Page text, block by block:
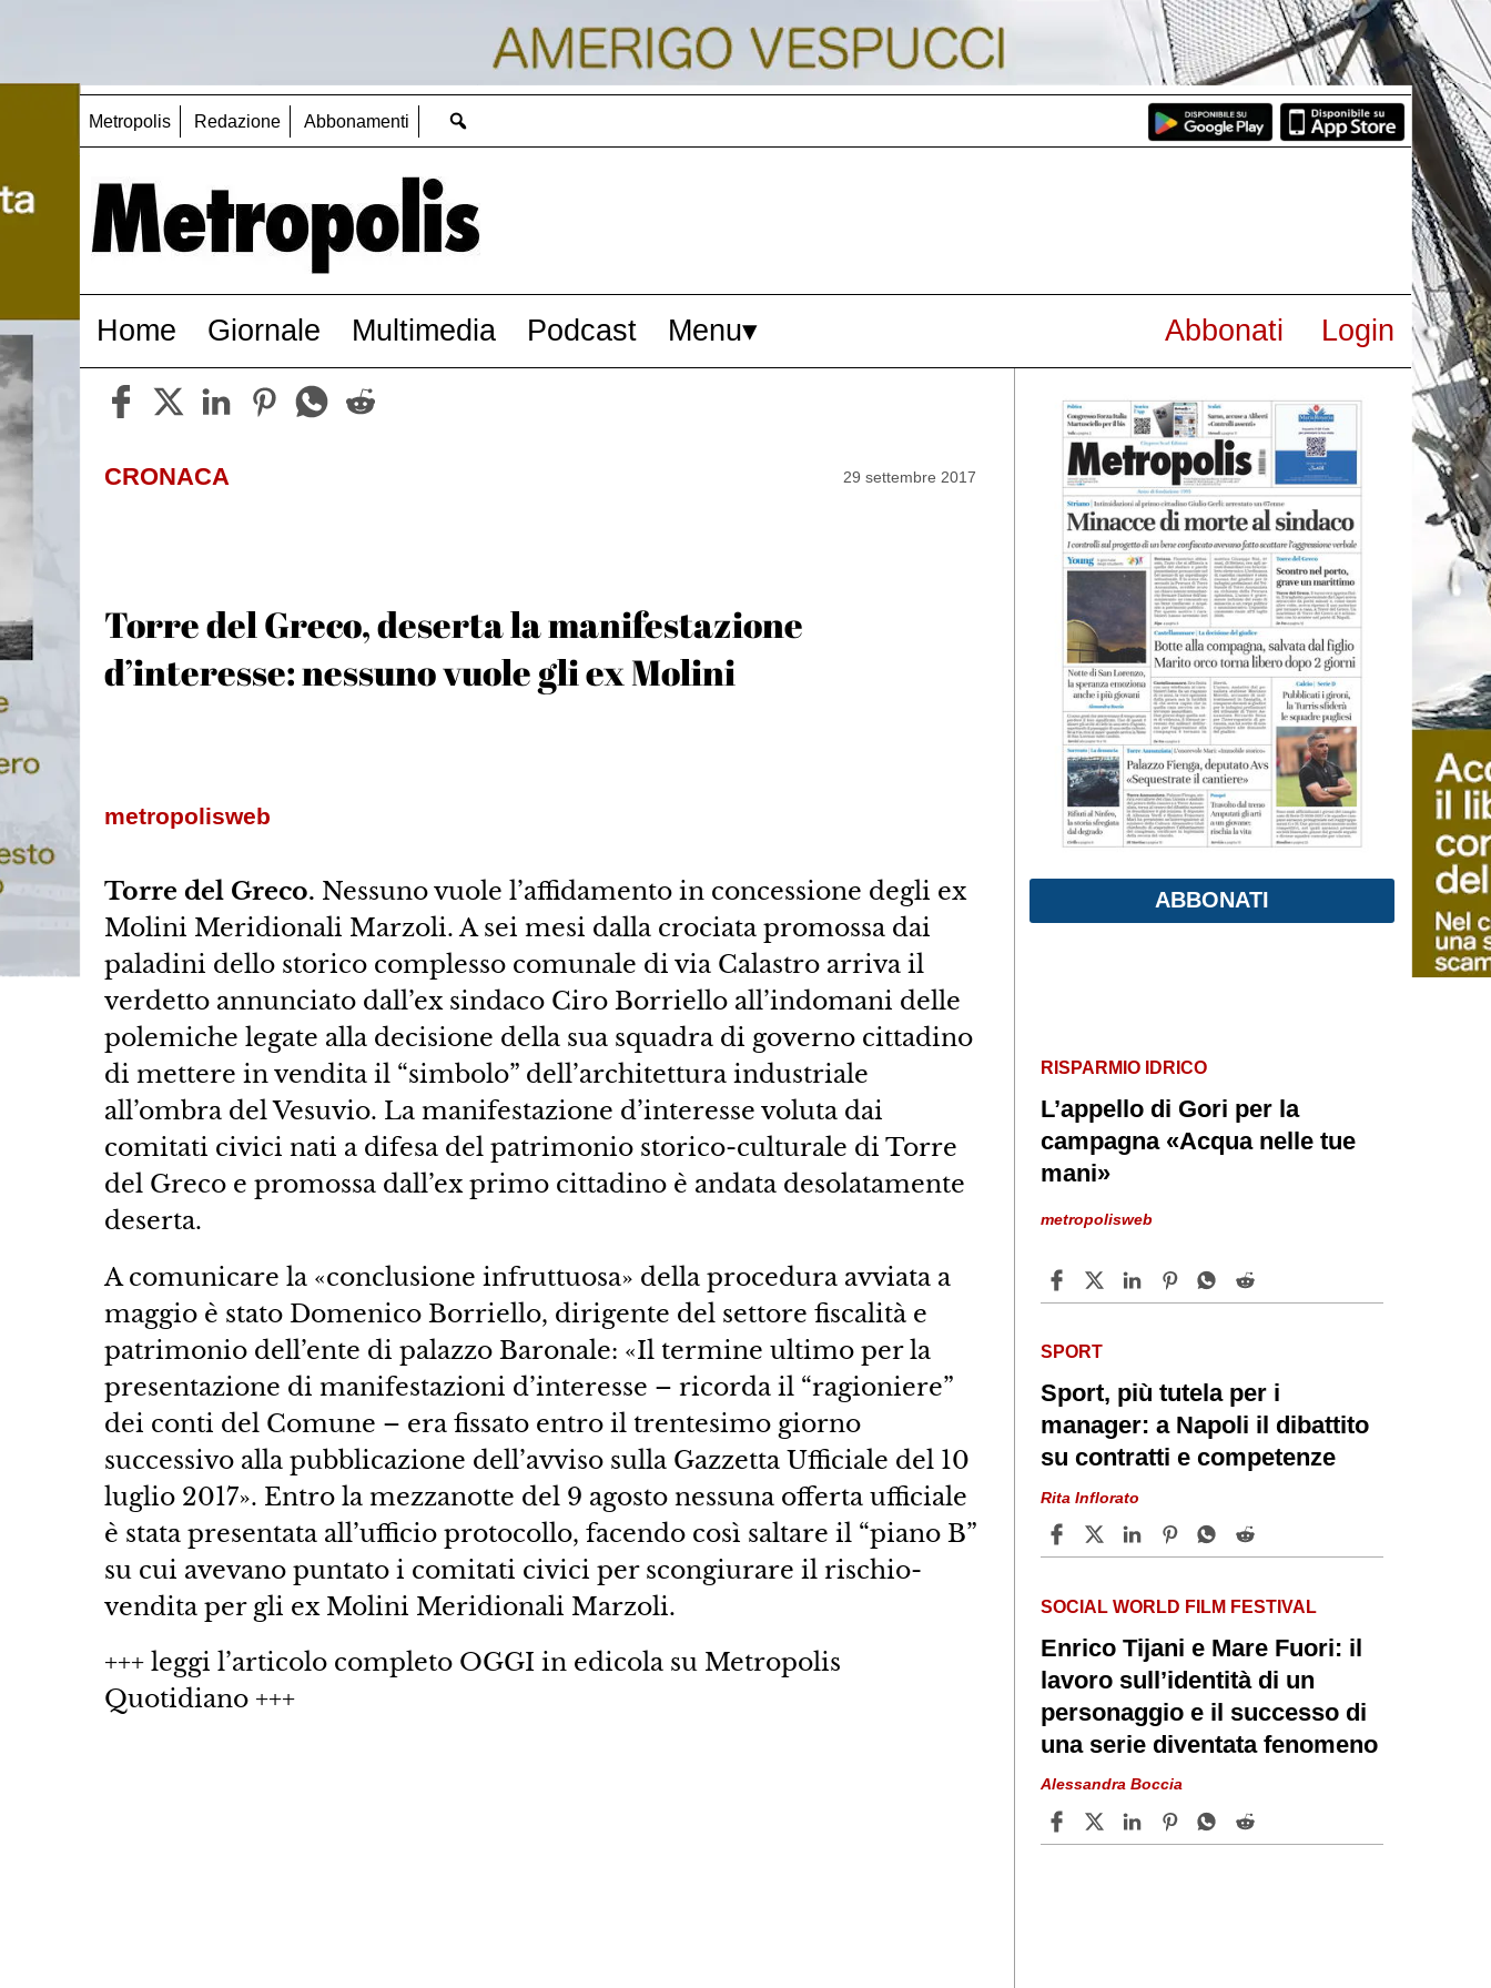
Metropolis Redazione Abbonamenti
Home Giornale Multimedia Podcast Menu Abbonati Login
CRONACA 29 settembre 2017
Torre del Greco, deserta la manifestazione
d’interesse: nessuno vuole gli ex Molini
metropolisweb
Torre del Greco. Nessuno vuole l’affidamento in concessione degli ex
Molini Meridionali Marzoli. A sei mesi dalla crociata promossa dai
paladini dello storico complesso comunale di via Calastro arriva il
verdetto annunciato dall’ex sindaco Ciro Borriello all’indomani delle
polemiche legate alla decisione della sua squadra di governo cittadino
di mettere in vendita il “simbolo” dell’architettura industriale
all’ombra del Vesuvio. La manifestazione d’interesse voluta dai
comitati civici nati a difesa del patrimonio storico-culturale di Torre
del Greco e promossa dall’ex primo cittadino è andata desolatamente
deserta.
A comunicare la «conclusione infruttuosa» della procedura avviata a
maggio è stato Domenico Borriello, dirigente del settore fiscalità e
patrimonio dell’ente di palazzo Baronale: «Il termine ultimo per la
presentazione di manifestazioni d’interesse – ricorda il “ragioniere”
dei conti del Comune – era fissato entro il trentesimo giorno
successivo alla pubblicazione dell’avviso sulla Gazzetta Ufficiale del 10
luglio 2017». Entro la mezzanotte del 9 agosto nessuna offerta ufficiale
è stata presentata all’ufficio protocollo, facendo così saltare il “piano B”
su cui avevano puntato i comitati civici per scongiurare il rischio-
vendita per gli ex Molini Meridionali Marzoli.
+++ leggi l’articolo completo OGGI in edicola su Metropolis
Quotidiano +++
ABBONATI
RISPARMIO IDRICO
L’appello di Gori per la
campagna «Acqua nelle tue
mani»
metropolisweb
SPORT
Sport, più tutela per i
manager: a Napoli il dibattito
su contratti e competenze
Rita Inflorato
SOCIAL WORLD FILM FESTIVAL
Enrico Tijani e Mare Fuori: il
lavoro sull’identità di un
personaggio e il successo di
una serie diventata fenomeno
Alessandra Boccia